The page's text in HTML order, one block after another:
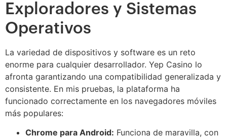
Exploradores y Sistemas
Operativos
La variedad de dispositivos y software es un reto
enorme para cualquier desarrollador. Yep Casino lo
afronta garantizando una compatibilidad generalizada y
consistente. En mis pruebas, la plataforma ha
funcionado correctamente en los navegadores móviles
más populares:
Chrome para Android: Funciona de maravilla, con